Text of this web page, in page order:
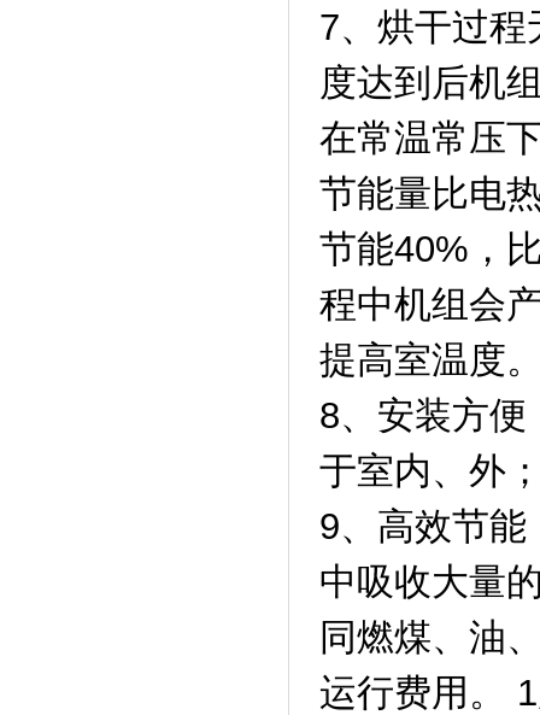
7、烘干过
度达到后机
在常温常压
节能量比电
节能40%，
程中机组会
提高室温度
8、安装方
于室内、外
9、高效节
中吸收大量
同燃煤、油
运行费用。